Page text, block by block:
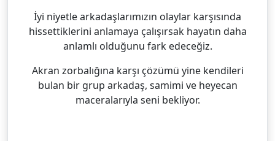
İyi niyetle arkadaşlarımızın olaylar karşısında
hissettiklerini anlamaya çalışırsak hayatın daha
anlamlı olduğunu fark edeceğiz.
Akran zorbalığına karşı çözümü yine kendileri
bulan bir grup arkadaş, samimi ve heyecan
maceralarıyla seni bekliyor.